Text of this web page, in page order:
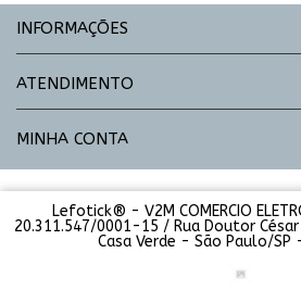
INFORMAÇÕES
ATENDIMENTO
MINHA CONTA
Lefotick® - V2M COMERCIO
20.311.547/0001-15 / Rua Doutor
Casa Verde - São Paulo/SP